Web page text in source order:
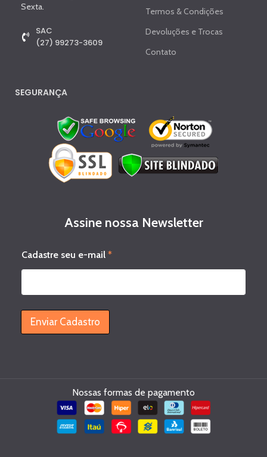
Sexta.
SAC
(27) 99273-3609
Termos & Condições
Devoluções e Trocas
Contato
SEGURANÇA
Assine nossa Newsletter
e
u
e
m
i
Cadastre seu e-mail*
Enviar Cadastro
Nossas formas de pagamento